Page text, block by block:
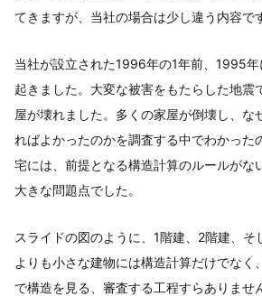
てきますが、当社の場合は少し違う内容で
当社が設立された1996年の1年前、1995
起きました。大変な被害をもたらした地震
屋が壊れました。多くの家屋が倒壊し、な
ればよかったのかを調査する中でわかった
宅には、前提となる構造計算のルールがな
大きな問題点でした。
スライドの図のように、1階建、2階建、
よりも小さな建物には構造計算だけでなく
で構造を見る、審査する工程すらありませ